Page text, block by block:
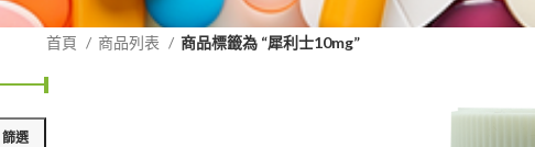
篩選
首頁 商品列表 商品標籤為 “犀利士10mg”